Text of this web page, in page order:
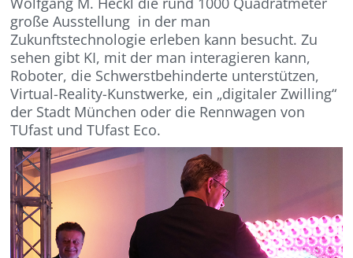
große Ausstellung in der man
Zukunftstechnologie erleben kann besucht. Zu
sehen gibt KI, mit der man interagieren kann,
Roboter, die Schwerstbehinderte unterstützen,
Virtual-Reality-Kunstwerke, ein „digitaler Zwilling“
der Stadt München oder die Rennwagen von
TUfast und TUfast Eco.